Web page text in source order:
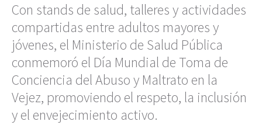
Con stands de salud, talleres y actividades
compartidas entre adultos mayores y
jóvenes, el Ministerio de Salud Pública
conmemoró el Día Mundial de Toma de
Conciencia del Abuso y Maltrato en la
Vejez, promoviendo el respeto, la inclusión
y el envejecimiento activo.